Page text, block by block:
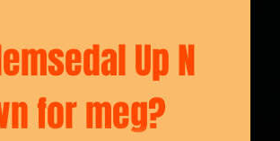
med skitrekk fra Douchebags til heldige
for deg som lever for ski, fjell og nye
er premien som faktisk blir med videre –
pudd
Up N
for meg?